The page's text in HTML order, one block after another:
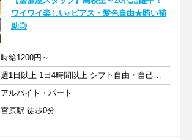
ワイワイ楽しい♪ピアス・髪色自由★賄い補
助◎
時給1200円～
週1日以上 1日4時間以上 シフト自由・自己申告
アルバイト・パート
宮原駅 徒歩0分